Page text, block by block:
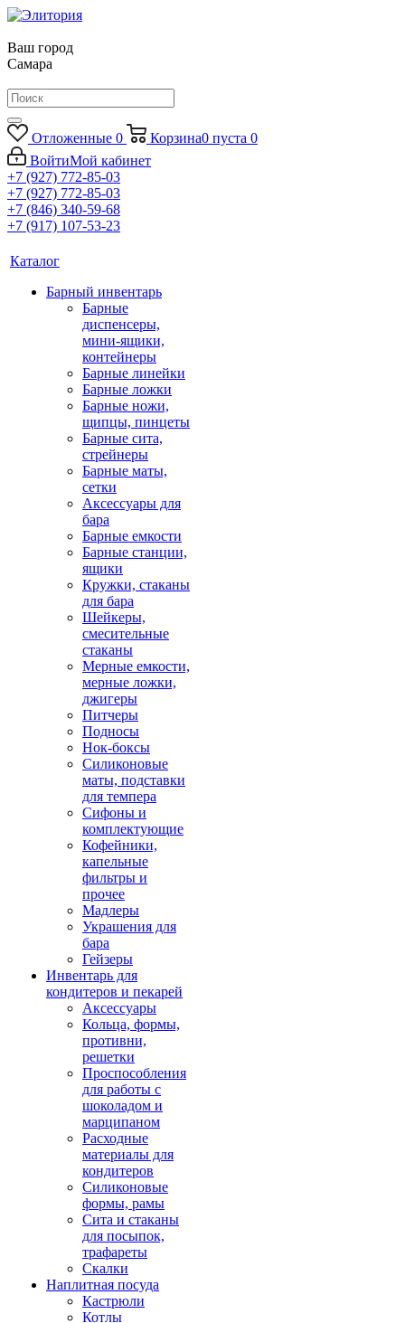
Ваш город
Самара
Отложенные 0 Корзина0 пуста 0
ВойтиМой кабинет
+7 (927) 772-85-03
+7 (927) 772-85-03
+7 (846) 340-59-68
+7 (917) 107-53-23
Каталог
Барный инвентарь
Барные
диспенсеры,
мини-ящики,
контейнеры
Барные линейки
Барные ложки
Барные ножи,
щипцы, пинцеты
Барные сита,
стрейнеры
Барные маты,
сетки
Аксессуары для
бара
Барные емкости
Барные станции,
ящики
Кружки, стаканы
для бара
Шейкеры,
смесительные
стаканы
Мерные емкости,
мерные ложки,
джигеры
Питчеры
Подносы
Нок-боксы
Силиконовые
маты, подставки
для темпера
Сифоны и
комплектующие
Кофейники,
капельные
фильтры и
прочее
Мадлеры
Украшения для
бара
Гейзеры
Инвентарь для
кондитеров и пекарей
Аксессуары
Кольца, формы,
противни,
решетки
Проспособления
для работы с
шоколадом и
марципаном
Расходные
материалы для
кондитеров
Силиконовые
формы, рамы
Сита и стаканы
для посыпок,
трафареты
Скалки
Наплитная посуда
Кастрюли
Котлы